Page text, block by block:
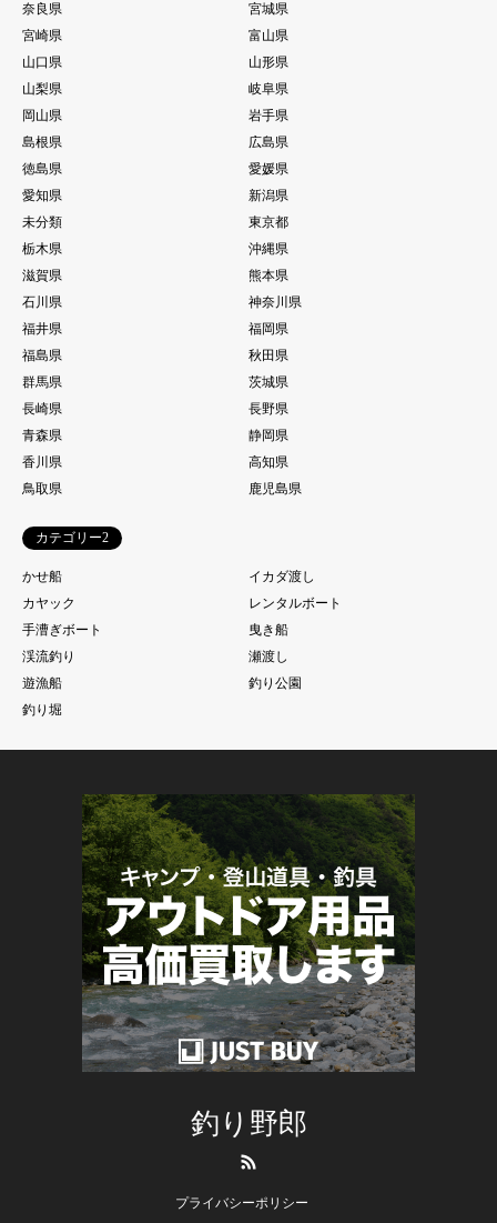
奈良県
宮城県
宮崎県
富山県
山口県
山形県
山梨県
岐阜県
岡山県
岩手県
島根県
広島県
徳島県
愛媛県
愛知県
新潟県
未分類
東京都
栃木県
沖縄県
滋賀県
熊本県
石川県
神奈川県
福井県
福岡県
福島県
秋田県
群馬県
茨城県
長崎県
長野県
青森県
静岡県
香川県
高知県
鳥取県
鹿児島県
カテゴリー2
かせ船
イカダ渡し
カヤック
レンタルボート
手漕ぎボート
曳き船
渓流釣り
瀬渡し
遊漁船
釣り公園
釣り堀
釣り野郎
プライバシーポリシー